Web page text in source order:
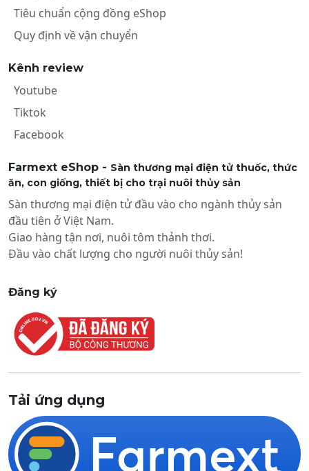
Tiêu chuẩn cộng đồng eShop
Quy định về vận chuyển
Kênh review
Youtube
Tiktok
Facebook
Farmext eShop - Sàn thương mại điện tử thuốc, thức
ăn, con giống, thiết bị cho trại nuôi thủy sản
Sàn thương mại điện tử đầu vào cho ngành thủy sản
đầu tiên ở Việt Nam.
Giao hàng tận nơi, nuôi tôm thảnh thơi.
Đầu vào chất lượng cho người nuôi thủy sản!
Đăng ký
Tải ứng dụng